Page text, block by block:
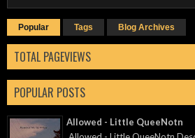
Popular Tags Blog Archives
TOTAL PAGEVIEWS
POPULAR POSTS
Allowed - Little QueeNotn